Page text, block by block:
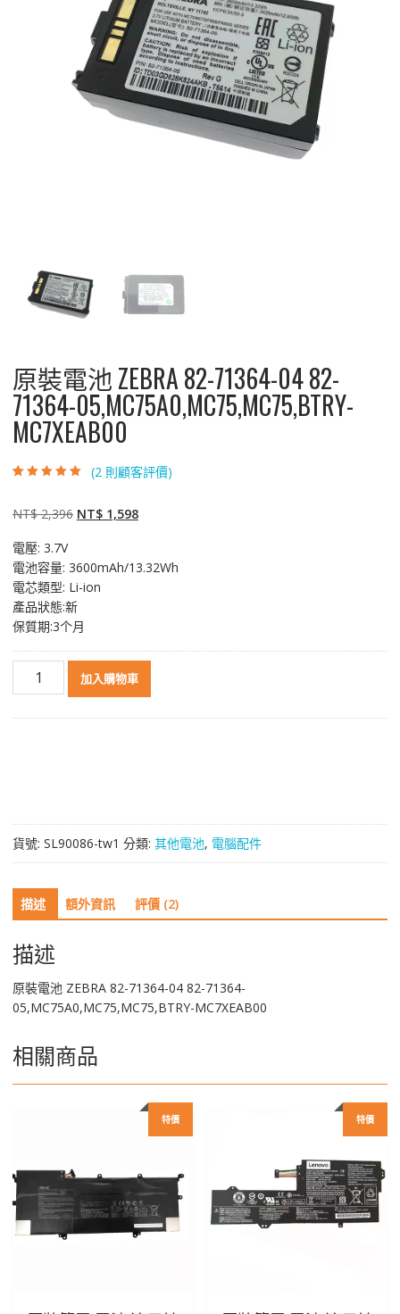
原裝電池 ZEBRA 82-71364-04 82-
71364-05,MC75A0,MC75,MC75,BTRY-
MC7XEAB00
行評分
(2 則顧客評價)
NT$2,396 原
格：
NT$ 2,396。
NT$1,598目
格：
電壓: 3.7V
電池容量: 3600mAh/13.32Wh
電芯類型: Li-ion
產品狀態:新
保質期:3个月
82-
71364-
05,MC75A0,MC75,MC75,BTRY-
MC7XEAB00
數
量
加入購物車
貨號: SL90086-tw1 分類: 其他電池, 電腦配件
描述 額外資訊 評價 (2)
描述
原裝電池 ZEBRA 82-71364-04 82-71364-
05,MC75A0,MC75,MC75,BTRY-MC7XEAB00
相關商品
特價 特價